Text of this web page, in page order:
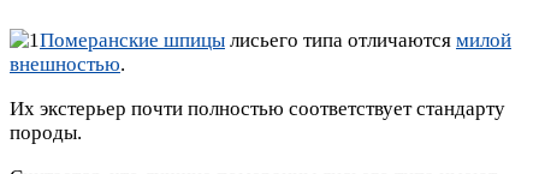
Померанские шпицы лисьего типа отличаются милой
внешностью.
Их экстерьер почти полностью соответствует стандарту
породы.